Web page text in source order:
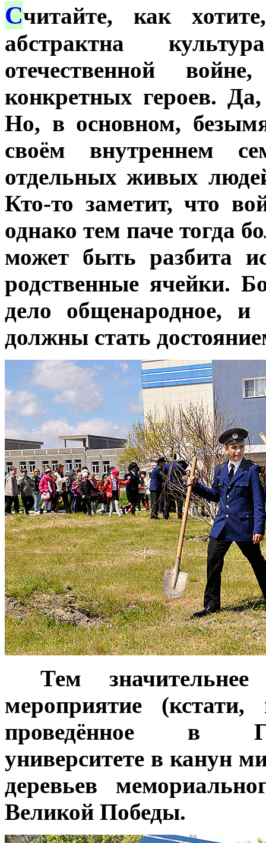
Считайте, как
абстрактна
отечественной
конкретных героев.
Но, в основном,
своём внутреннем
отдельных живых
Кто-то заметит, что
однако тем паче тогда
может быть разбита
родственные ячейки.
дело общенародное,
должны стать
Тем
мероприятие
проведённое в
университете в канун
деревьев
Великой Победы.